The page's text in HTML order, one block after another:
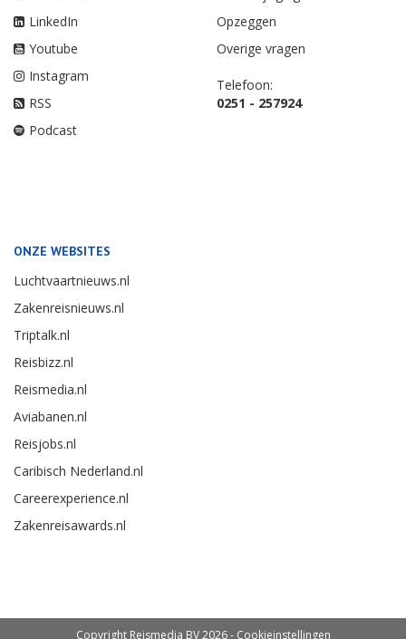
LinkedIn
Youtube
Instagram
RSS
Podcast
Opzeggen
Overige vragen
Telefoon:
0251 - 257924
ONZE WEBSITES
Luchtvaartnieuws.nl
Zakenreisnieuws.nl
Triptalk.nl
Reisbizz.nl
Reismedia.nl
Aviabanen.nl
Reisjobs.nl
Caribisch Nederland.nl
Careerexperience.nl
Zakenreisawards.nl
Copyright Reismedia BV 2026 - Cookieinstellingen